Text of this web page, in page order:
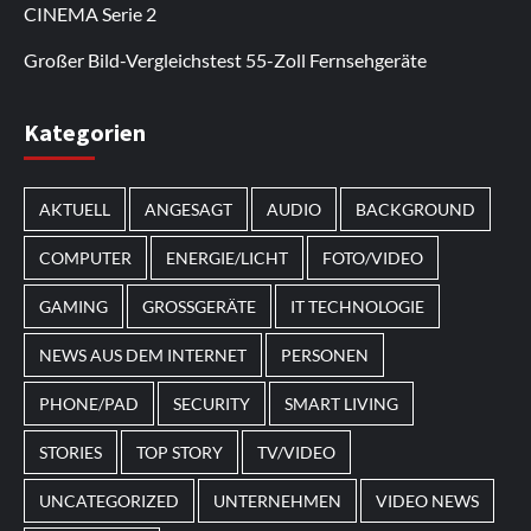
Bonusaktionen.
regelmäßige Updates werden neue Inhalte
Nutzer kehren zurück, um sich die
CINEMA Serie 2
Großer Bild-Vergleichstest 55-Zoll Fernsehgeräte
Im Laufe des Jahres erscheinen thematische
Spielautomaten mit passenden Designs. Im Bereich
vonMagneticslotskönnen solche saisonalen Slots
beispielsweise an Feiertage oder besondere Events
angepasst sein.
Kategorien
AKTUELL ANGESAGT AUDIO BACKGROUND
COMPUTER ENERGIE/LICHT FOTO/VIDEO
GAMING GROSSGERÄTE IT TECHNOLOGIE
NEWS AUS DEM INTERNET PERSONEN
PHONE/PAD SECURITY SMART LIVING
STORIES TOP STORY TV/VIDEO
UNCATEGORIZED UNTERNEHMEN VIDEO NEWS